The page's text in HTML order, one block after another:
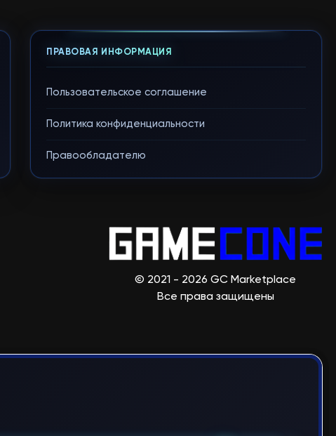
ПРАВОВАЯ ИНФОРМАЦИЯ
Пользовательское соглашение
Политика конфиденциальности
Правообладателю
© 2021 - 2026 GC Marketplace
Все права защищены